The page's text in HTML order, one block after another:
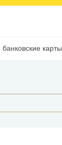
карты